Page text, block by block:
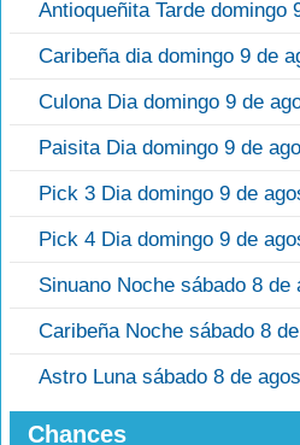
Antioqueñita Tarde domingo
Caribeña dia domingo 9 de
Culona Dia domingo 9 de
Paisita Dia domingo 9 de
Pick 3 Dia domingo 9 de
Pick 4 Dia domingo 9 de
Sinuano Noche sábado 8 de
Caribeña Noche sábado 8
Astro Luna sábado 8 de
Chances